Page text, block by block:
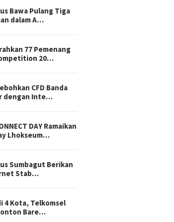
Bawa Pulang Tiga
dalam A…
77 Pemenang
20…
CFD Banda
dengan Inte…
DAY Ramaikan
Lhokseum…
Sumbagut Berikan
Stab…
4 Kota, Telkomsel
Bare…